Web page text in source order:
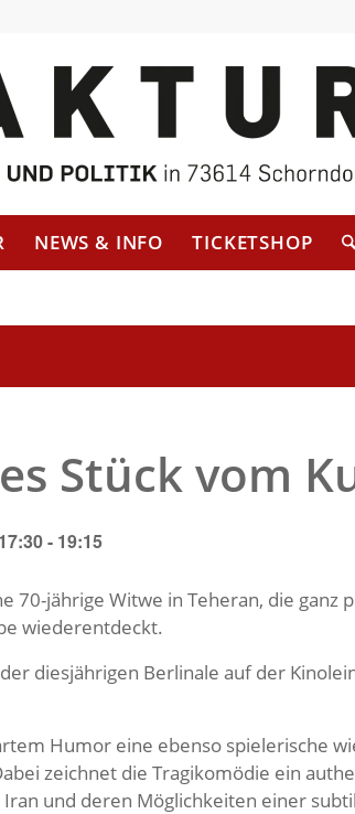
NEWS & INFO TICKETSHOP
Stück vom
- 19:15
70-jährige Witwe in Teheran, die ganz
wiederentdeckt.
diesjährigen Berlinale auf der
Humor eine ebenso spielerische
zeichnet die Tragikomödie ein
und deren Möglichkeiten einer